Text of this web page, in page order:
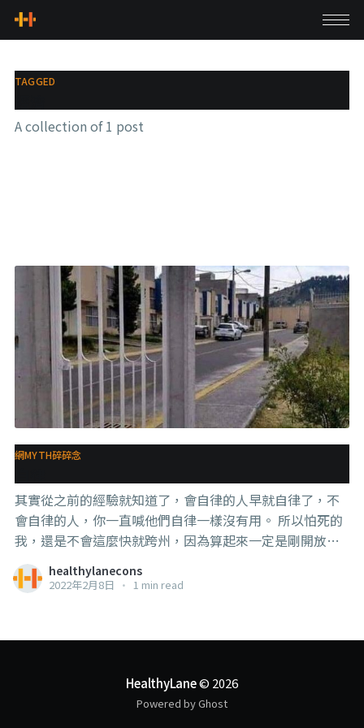
TAGGED
A collection of 1 post
網MYTH碎碎念
其實從之前的經驗就知道了，會自律的人早就自律了，不
會自律的人，你一直喊他們自律一樣沒有用。 所以怕死的
我，還是不會這麼快就跨州，因為算起來一定是剛開放的
這段期間風險最大。 當然還有一個原因是我本來就不喜歡
人群，所以我受得了這種沒有跟很多其他不認識的人類接
濟負擔，當然，一直關下去也不是辦法（何況本來就是防
是因為疫情已經過去了，也不是因為這個病毒已經普通感
healthylanecons
2022年2月8日 • 1 min read
HealthyLane© 2026
Powered by Ghost